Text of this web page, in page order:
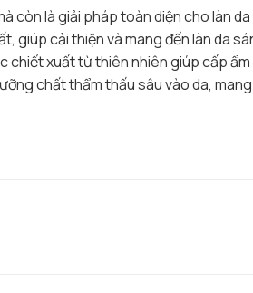
còn là giải pháp toàn diện cho làn
giúp cải thiện và mang đến làn da
chiết xuất từ thiên nhiên giúp cấp
chất thẩm thấu sâu vào da,